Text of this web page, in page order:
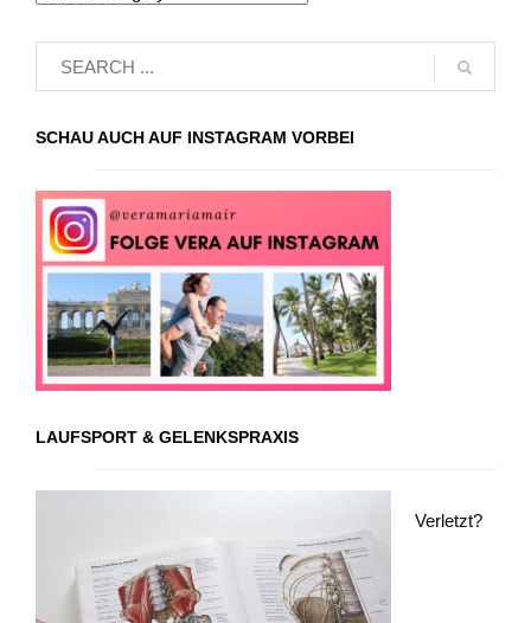
SCHAU AUCH AUF INSTAGRAM VORBEI
LAUFSPORT & GELENKSPRAXIS
Verletzt?